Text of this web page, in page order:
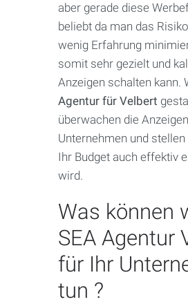
aber gerade diese
beliebt da man das
wenig Erfahrung
somit sehr gezielt und
Anzeigen schalten kann.
Agentur für Velbert
überwachen die
Unternehmen und
Ihr Budget auch effektiv
wird.
Was können
SEA Agentur
für Ihr
tun ?